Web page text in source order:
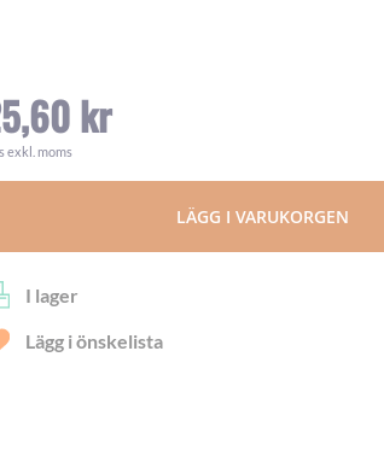
kr
exkl. moms
LÄGG I VARUKORGEN
I lager
Lägg i önskelista